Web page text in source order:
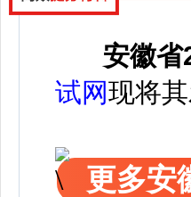
安徽省
试网现将其
更多安